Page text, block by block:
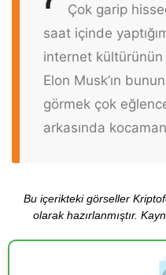
Çok garip
saat içinde
internet kültürünün
Elon Musk’ın
görmek çok
arkasında
Bu içerikteki görseller
olarak hazırlanmıştır.